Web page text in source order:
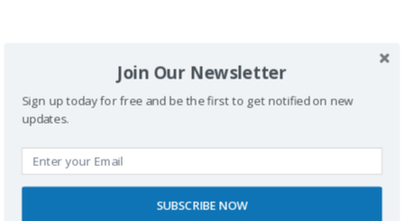
BuscadorJoin Our Newsletter
Sign up today for free and be the first to get notified on new
updates.
SUBSCRIBE NOW